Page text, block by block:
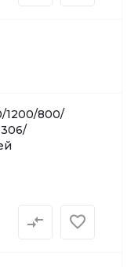
1200/800/